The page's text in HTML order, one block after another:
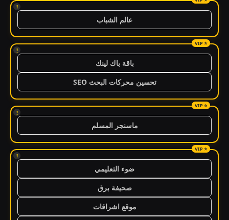
!
عالم الشباب
!
باقة باك لينك
تحسين محركات البحث SEO
!
ماسنجر المسلم
!
ضوء التعليمي
صحيفة برق
موقع اشراقات